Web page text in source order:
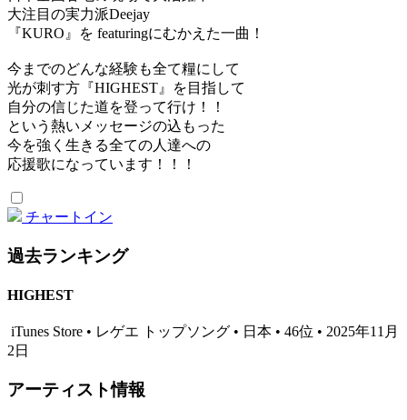
大注目の実力派Deejay
『KURO』を featuringにむかえた一曲！
今までのどんな経験も全て糧にして
光が刺す方『HIGHEST』を目指して
自分の信じた道を登って行け！！
という熱いメッセージの込もった
今を強く生きる全ての人達への
応援歌になっています！！！
チャートイン
過去ランキング
HIGHEST
iTunes Store • レゲエ トップソング • 日本 • 46位 • 2025年11月
2日
アーティスト情報